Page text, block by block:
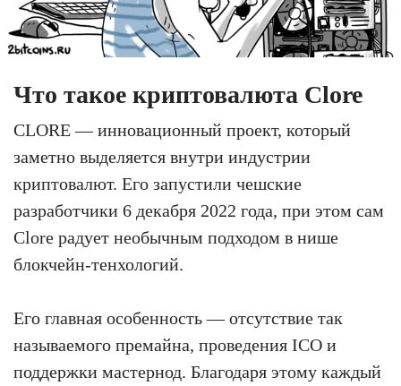
Что такое криптовалюта Clore
CLORE — инновационный проект, который
заметно выделяется внутри индустрии
криптовалют. Его запустили чешские
разработчики 6 декабря 2022 года, при этом сам
Clore радует необычным подходом в нише
блокчейн-тенхологий.
Его главная особенность — отсутствие так
называемого премайна, проведения ICO и
поддержки мастернод. Благодаря этому каждый